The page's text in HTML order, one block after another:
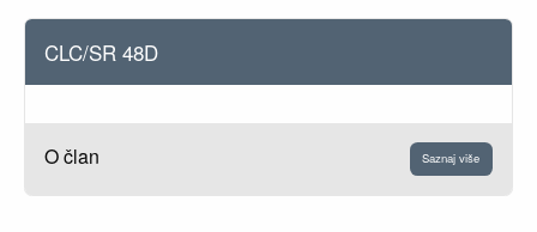
CLC/SR 48D
O član Saznaj više